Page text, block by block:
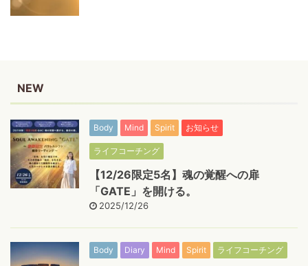
NEW
Body Mind Spirit お知らせ
ライフコーチング
【12/26限定5名】魂の覚醒への扉
「GATE」を開ける。
2025/12/26
Body Diary Mind Spirit ライフコーチング